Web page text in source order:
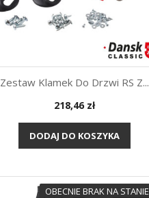
Szybki podgląd
Zestaw Klamek Do Drzwi RS Z...
Cena
218,46 zł
DODAJ DO KOSZYKA
OBECNIE BRAK NA STANIE